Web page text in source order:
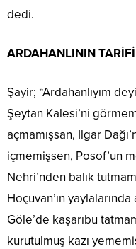
dedi.
ARDAHANLININ
Şayir; “Ardahanlıyım
Şeytan Kalesi’ni
açmamışsan, Ilgar
içmemişsen, Posof’un
Nehri’nden balık
Hoçuvan’ın
Göle’de kaşarıbu
kurutulmuş kazı